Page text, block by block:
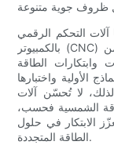
آلات التحكم الرقمي
بالكمبيوتر (CNC) المصنّعين من إنتاج نماذج أولية وكميات كبيرة من
وابتكارات الطاقة
الأولية واختبارها
لا تُحسّن آلات
الشمسية فحسب،
الابتكار في حلول
الطاقة المتجددة.